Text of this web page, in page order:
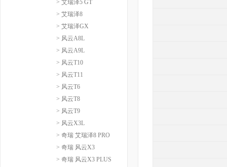
> 艾瑞泽5 GT
> 艾瑞泽8
> 艾瑞泽GX
> 风云A8L
> 风云A9L
> 风云T10
> 风云T11
> 风云T6
> 风云T8
> 风云T9
> 风云X3L
> 奇瑞 艾瑞泽8 PRO
> 奇瑞 风云X3
> 奇瑞 风云X3 PLUS